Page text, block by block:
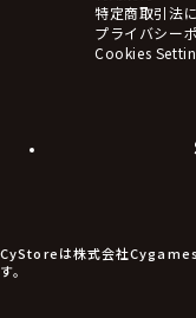
特定商取引法
プライバシー
Cookies
CyStoreは株式会社
す。